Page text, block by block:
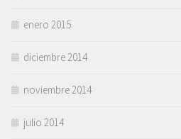
enero 2015
diciembre 2014
noviembre 2014
julio 2014